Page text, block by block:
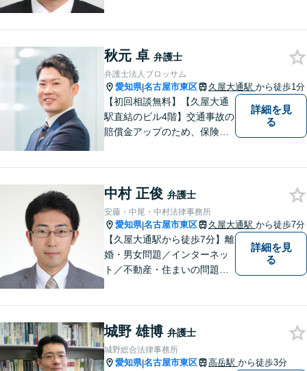
隣接士業や不動産会社との緊
密な連携を実現！【初回相談
無料】
秋元 卓 弁護士
弁護士法人ブロッサム
愛知県|名古屋市東区 久屋大通駅 から徒歩1分
【初回相談無料】【久屋大通
駅直結のビル4階】交通事故の
賠償金アップのため、保険会
営判断ができるよう、法的側
面からバックアップします
【電話相談可】【オンライン
面談対応】
詳細を見
る
中村 正俊 弁護士
安藤・中尾・中村法律事務所
愛知県|名古屋市東区 久屋大通駅 から徒歩7分
【久屋大通駅から徒歩7分】離
婚・男女問題／インターネッ
ト／不動産・住まいの問題に
をもとに柔軟に対応いたしま
す。まずはご相談ください。
【土日祝、夜間の相談可】
詳細を見
る
城野 雄博 弁護士
城野総合法律事務所
愛知県|名古屋市東区 高岳駅 から徒歩3分